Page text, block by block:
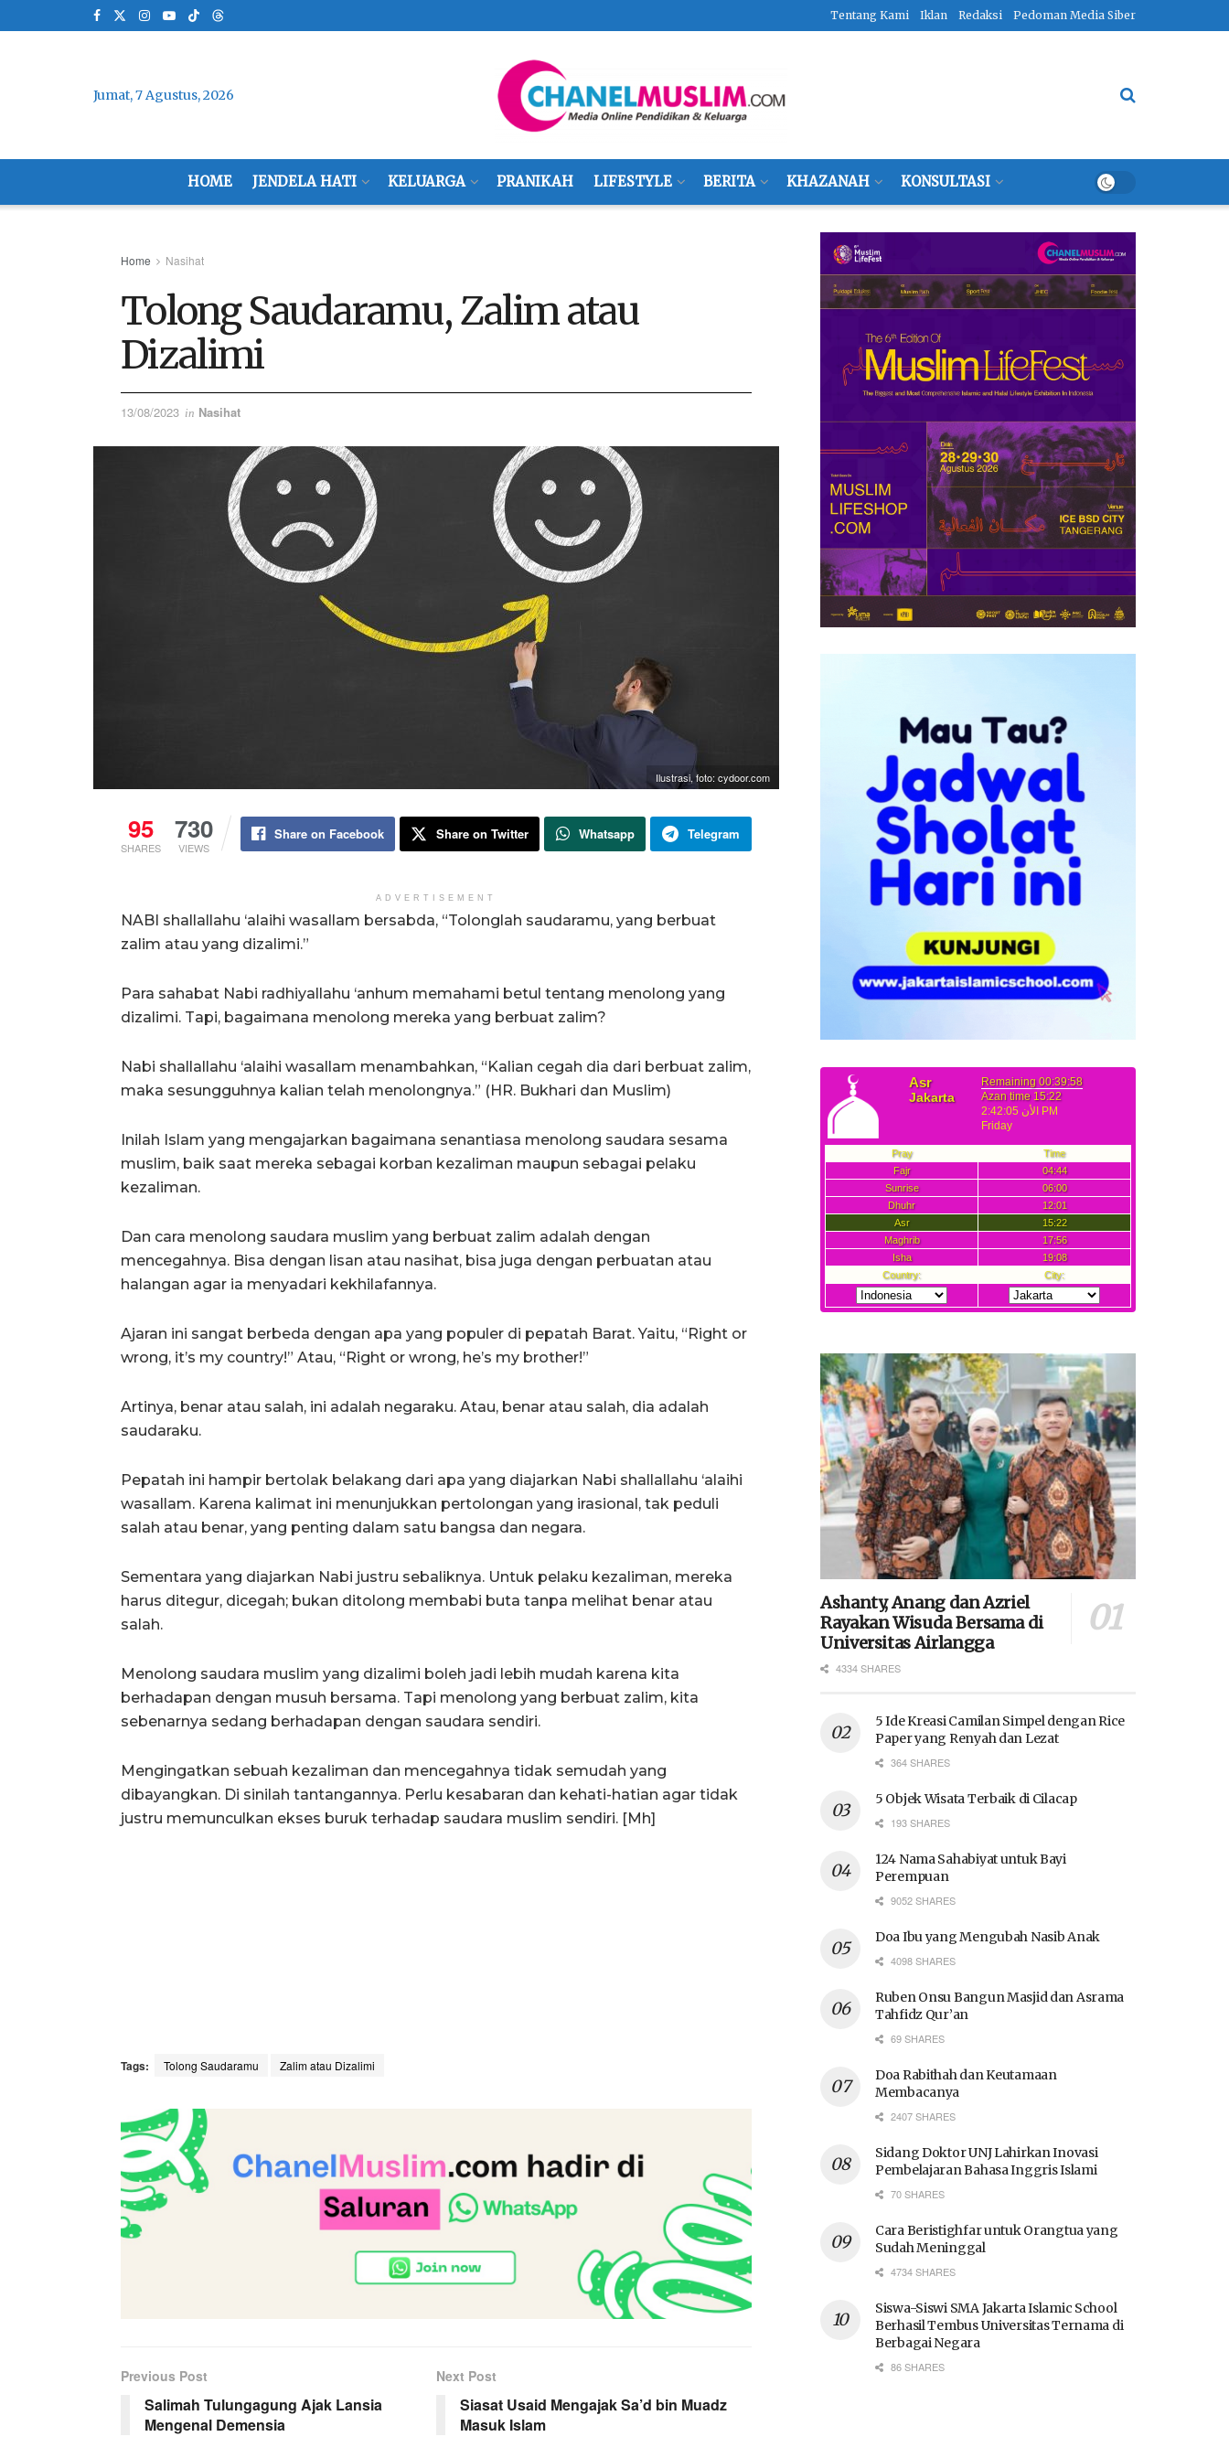
Tentang Kami Iklan Redaksi Pedoman Media Siber
Jumat, 7 Agustus, 2026
HOME JENDELA HATI KELUARGA PRANIKAH LIFESTYLE BERITA KHAZANAH KONSULTASI
Home Nasihat
Tolong Saudaramu, Zalim atau
Dizalimi
13/08/2023 in Nasihat
Ilustrasi, foto: cydoor.com
95
SHARES
730
VIEWS
Share on Facebook Share on Twitter Whatsapp Telegram
ADVERTISEMENT
NABI shallallahu ‘alaihi wasallam bersabda, “Tolonglah saudaramu, yang berbuat
zalim atau yang dizalimi.”
Para sahabat Nabi radhiyallahu ‘anhum memahami betul tentang menolong yang
dizalimi. Tapi, bagaimana menolong mereka yang berbuat zalim?
Nabi shallallahu ‘alaihi wasallam menambahkan, “Kalian cegah dia dari berbuat zalim,
maka sesungguhnya kalian telah menolongnya.” (HR. Bukhari dan Muslim)
Inilah Islam yang mengajarkan bagaimana senantiasa menolong saudara sesama
muslim, baik saat mereka sebagai korban kezaliman maupun sebagai pelaku
kezaliman.
Dan cara menolong saudara muslim yang berbuat zalim adalah dengan
mencegahnya. Bisa dengan lisan atau nasihat, bisa juga dengan perbuatan atau
halangan agar ia menyadari kekhilafannya.
Ajaran ini sangat berbeda dengan apa yang populer di pepatah Barat. Yaitu, “Right or
wrong, it’s my country!” Atau, “Right or wrong, he’s my brother!”
Artinya, benar atau salah, ini adalah negaraku. Atau, benar atau salah, dia adalah
saudaraku.
Pepatah ini hampir bertolak belakang dari apa yang diajarkan Nabi shallallahu ‘alaihi
wasallam. Karena kalimat ini menunjukkan pertolongan yang irasional, tak peduli
salah atau benar, yang penting dalam satu bangsa dan negara.
Sementara yang diajarkan Nabi justru sebaliknya. Untuk pelaku kezaliman, mereka
harus ditegur, dicegah; bukan ditolong membabi buta tanpa melihat benar atau
salah.
Menolong saudara muslim yang dizalimi boleh jadi lebih mudah karena kita
berhadapan dengan musuh bersama. Tapi menolong yang berbuat zalim, kita
sebenarnya sedang berhadapan dengan saudara sendiri.
Mengingatkan sebuah kezaliman dan mencegahnya tidak semudah yang
dibayangkan. Di sinilah tantangannya. Perlu kesabaran dan kehati-hatian agar tidak
justru memunculkan ekses buruk terhadap saudara muslim sendiri. [Mh]
Tags: Tolong Saudaramu Zalim atau Dizalimi
Previous Post
Salimah Tulungagung Ajak Lansia
Mengenal Demensia
Next Post
Siasat Usaid Mengajak Sa’d bin Muadz
Masuk Islam
Ashanty, Anang dan Azriel
Rayakan Wisuda Bersama di
Universitas Airlangga
4334 SHARES
5 Ide Kreasi Camilan Simpel dengan Rice
Paper yang Renyah dan Lezat
364 SHARES
5 Objek Wisata Terbaik di Cilacap
193 SHARES
124 Nama Sahabiyat untuk Bayi
Perempuan
9052 SHARES
Doa Ibu yang Mengubah Nasib Anak
4098 SHARES
Ruben Onsu Bangun Masjid dan Asrama
Tahfidz Qur’an
69 SHARES
Doa Rabithah dan Keutamaan
Membacanya
2407 SHARES
Sidang Doktor UNJ Lahirkan Inovasi
Pembelajaran Bahasa Inggris Islami
70 SHARES
Cara Beristighfar untuk Orangtua yang
Sudah Meninggal
4734 SHARES
Siswa-Siswi SMA Jakarta Islamic School
Berhasil Tembus Universitas Ternama di
Berbagai Negara
86 SHARES